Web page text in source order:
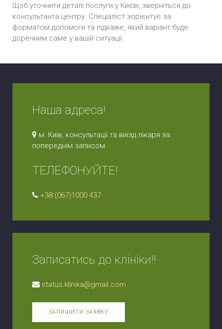
Щоб уточнити деталі послуги у Києві, зверніться до
консультанта центру. Спеціаліст зорієнтує за
форматом допомоги та підкаже, який варіант буде
доречним саме у вашій ситуації.
Наша адреса!
м. Київ, консультації та виїзд лікаря за
попереднім записом.
ТЕЛЕФОНУЙТЕ!
+38 (067)1000 437
Записатись до клініки!!
status.klinika@gmail.com
ЗАЛИШИТИ ЗАЯВКУ